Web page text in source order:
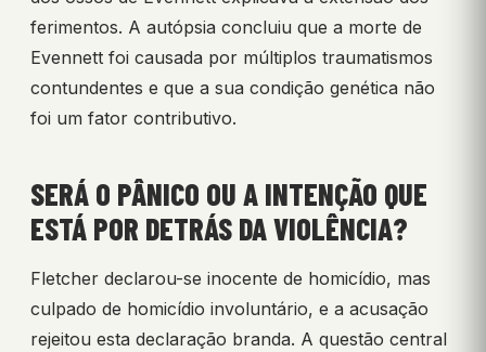
ferimentos. A autópsia concluiu que a morte de
Evennett foi causada por múltiplos traumatismos
contundentes e que a sua condição genética não
foi um fator contributivo.
SERÁ O PÂNICO OU A INTENÇÃO QUE
ESTÁ POR DETRÁS DA VIOLÊNCIA?
Fletcher declarou-se inocente de homicídio, mas
culpado de homicídio involuntário, e a acusação
rejeitou esta declaração branda. A questão central